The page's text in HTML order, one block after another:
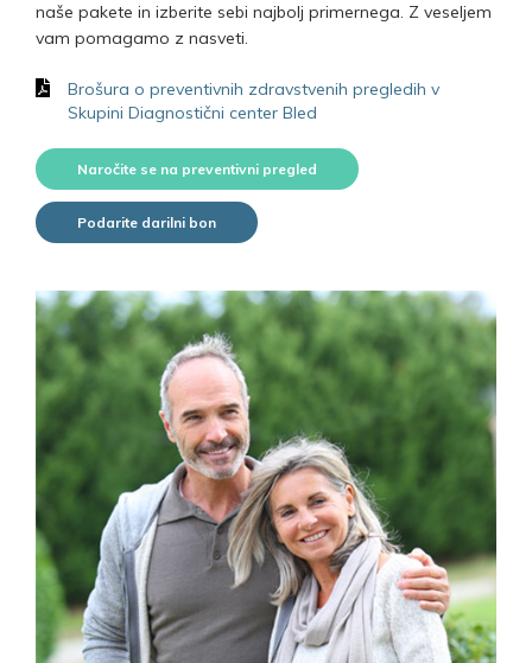
naše pakete in izberite sebi najbolj primernega. Z veseljem
vam pomagamo z nasveti.
Brošura o preventivnih zdravstvenih pregledih v
Skupini Diagnostični center Bled
Naročite se na preventivni pregled
Podarite darilni bon